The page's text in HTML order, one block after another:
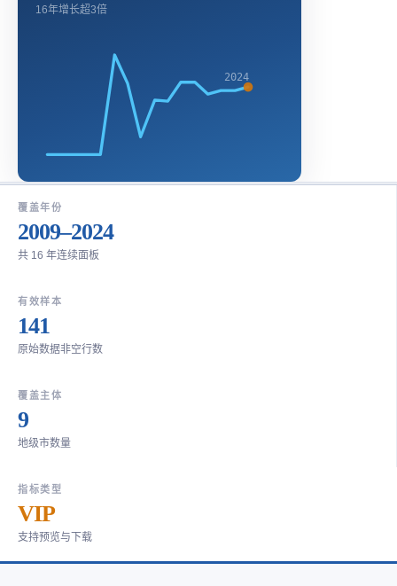
16年增长超3倍
2024
覆盖年份
2009–2024
共 16 年连续面板
有效样本
141
原始数据非空行数
覆盖主体
9
地级市数量
指标类型
VIP
支持预览与下载